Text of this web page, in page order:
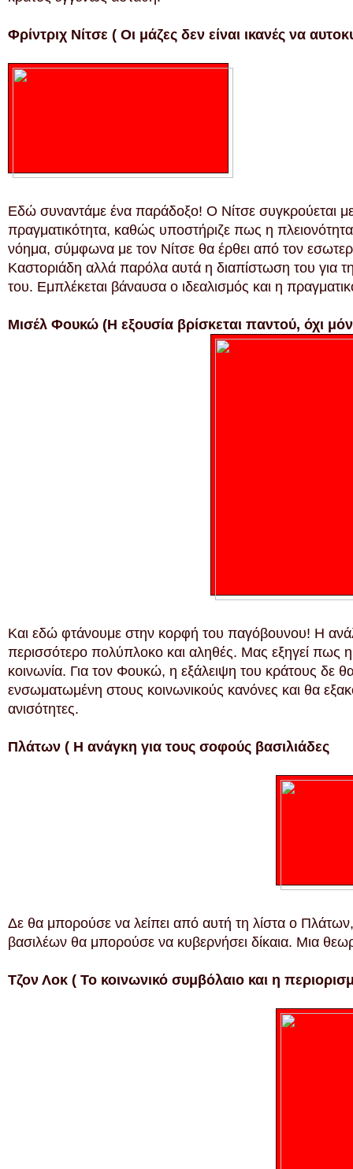
Φρίντριχ Νίτσε ( Οι μάζες δεν είναι ικανές να
Εδώ συναντάμε ένα παράδοξο! Ο Νίτσε συγκρούεται
πραγματικότητα, καθώς υποστήριζε πως η
νόημα, σύμφωνα με τον Νίτσε θα έρθει από τον
Καστοριάδη αλλά παρόλα αυτά η διαπίστωση του για
του. Εμπλέκεται βάναυσα ο ιδεαλισμός και η
Μισέλ Φουκώ (Η εξουσία βρίσκεται παντού, όχι
Και εδώ φτάνουμε στην κορφή του παγόβουνου! Η
περισσότερο πολύπλοκο και αληθές. Μας εξηγεί πως
κοινωνία. Για τον Φουκώ, η εξάλειψη του κράτους δε θα
ενσωματωμένη στους κοινωνικούς κανόνες και θα
ανισότητες.
Πλάτων ( Η ανάγκη για τους σοφούς βασιλιάδες
Δε θα μπορούσε να λείπει από αυτή τη λίστα ο
βασιλέων θα μπορούσε να κυβερνήσει δίκαια. Μια
Τζον Λοκ ( Το κοινωνικό συμβόλαιο και η